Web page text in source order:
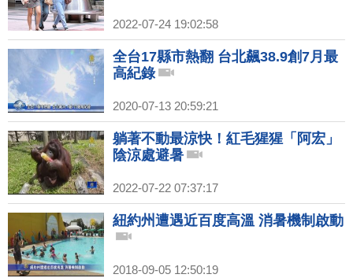
2022-07-24 19:02:58
全台17縣市熱翻 台北飆38.9創7月最
高紀錄
2020-07-13 20:59:21
躺著不動最涼快！紅毛猩猩「阿宏」
陰涼處避暑
2022-07-22 07:37:17
紐約州遭遇近百度高溫 消暑機制啟動
2018-09-05 12:50:19